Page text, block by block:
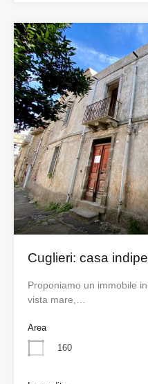
Cuglieri: casa
Proponiamo un immobile
vista mare,…
Area
160